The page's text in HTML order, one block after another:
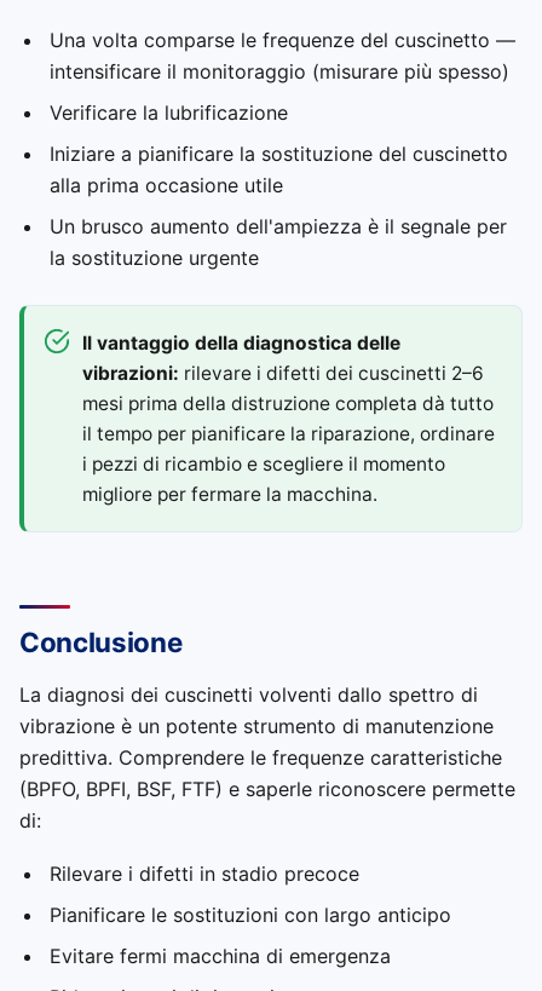
Una volta comparse le frequenze del cuscinetto —
intensificare il monitoraggio (misurare più spesso)
Verificare la lubrificazione
Iniziare a pianificare la sostituzione del cuscinetto
alla prima occasione utile
Un brusco aumento dell'ampiezza è il segnale per
la sostituzione urgente
Il vantaggio della diagnostica delle
vibrazioni: rilevare i difetti dei cuscinetti 2–6
mesi prima della distruzione completa dà tutto
il tempo per pianificare la riparazione, ordinare
i pezzi di ricambio e scegliere il momento
migliore per fermare la macchina.
Conclusione
La diagnosi dei cuscinetti volventi dallo spettro di
vibrazione è un potente strumento di manutenzione
predittiva. Comprendere le frequenze caratteristiche
(BPFO, BPFI, BSF, FTF) e saperle riconoscere permette
di:
Rilevare i difetti in stadio precoce
Pianificare le sostituzioni con largo anticipo
Evitare fermi macchina di emergenza